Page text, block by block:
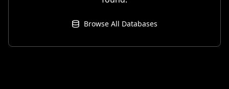
Browse All Databases